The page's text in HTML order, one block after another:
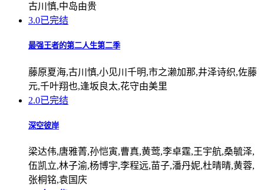
古川慎,中岛由贵
3.0已完结
最强王者的第二人生第二季
藤原夏海,古川慎,小见川千明,市之濑加那,井泽诗织,佐藤
元,千叶翔也,逢坂良太,花守由美里
2.0已完结
深空彼岸
梁达伟,唐雅菁,孙恺寅,曹真,黄莺,李卓霆,王宇航,桑毓泽,
伍凯立,林子渝,杨博宇,李程远,苗子,潘丹妮,杜晴晴,黄蓉,
张桐铭,袁国庆